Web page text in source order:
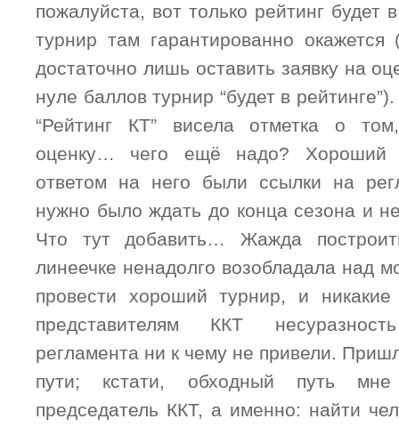
пожалуйста, вот только рейтинг будет
турнир там гарантированно окажется
достаточно лишь оставить заявку на
нуле баллов турнир “будет в
“Рейтинг КТ” висела отметка о
оценку… чего ещё надо? Хороший
ответом на него были ссылки на
нужно было ждать до конца сезона и
Что тут добавить… Жажда
линеечке ненадолго возобладала над
провести хороший турнир, и никакие
представителям ККТ
регламента ни к чему не привели.
пути; кстати, обходный путь
председатель ККТ, а именно: найти